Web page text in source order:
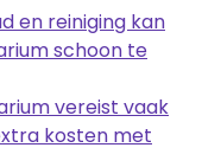
en reiniging kan
schoon te
vereist vaak
kosten met